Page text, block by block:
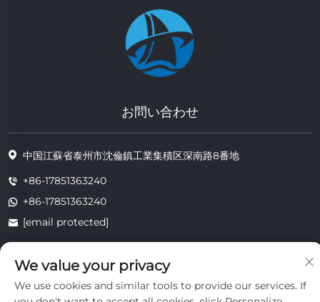
お問い合わせ
中国江蘇省泰州市沈倫鎮工業集積区深南路8番地
+86-17851363240
+86-17851363240
[email protected]
著作権 © 2025 江蘇省通州耐熱技術有限公司。すべての権利は留保されま
す。
We value your privacy
We use cookies and similar tools to provide our services. If